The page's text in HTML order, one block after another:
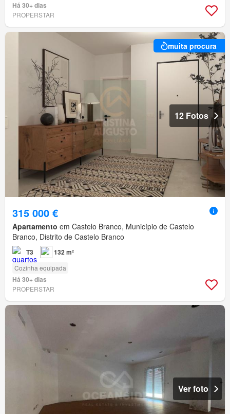
Há 30+ dias
PROPERSTAR
muita procura
12 Fotos
315 000 €
Apartamento em Castelo Branco, Município de Castelo
Branco, Distrito de Castelo Branco
T3 132 m²
Cozinha equipada
Há 30+ dias
PROPERSTAR
Ver foto